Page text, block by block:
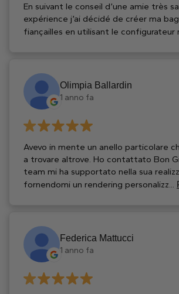
En suivant le conseil d’une amie très
expérience j’ai décidé de créer ma
fiançailles en utilisant le configurateur
Olimpia Ballardin
1 anno fa
Avevo in mente un anello particolare
a trovare altrove. Ho contattato Bon
team mi ha supportato nella sua
fornendomi un rendering personalizz...
Federica Mattucci
1 anno fa